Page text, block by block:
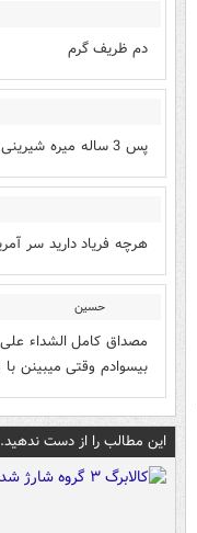
دم ظریف گرم
پس 3 ساله میره شیرینی خورون و برمیگرده؟؟ انصاف هم خوب چیزیه والا
هرچه فرياد داريد سر
حسین
مصداق کامل الشداء علی
بیسوادم وقتی میبینن
این مطالب را از دست